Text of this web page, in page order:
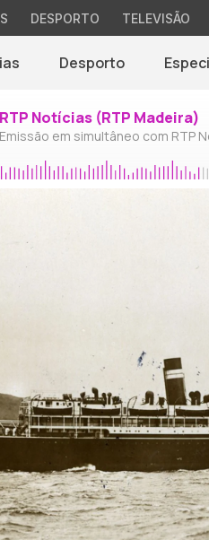
DESPORTO TELEVISÃO
Desporto
RTP Notícias (RTP Madeira)
Emissão em simultâneo com RTP